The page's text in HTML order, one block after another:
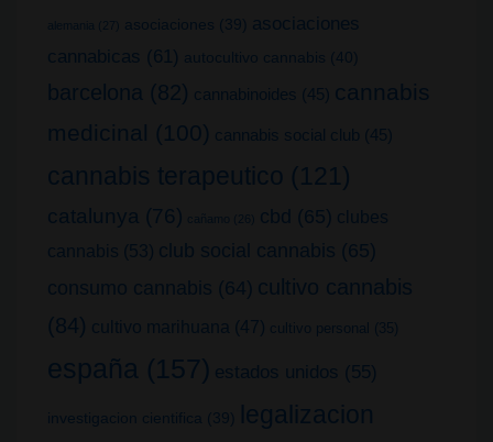
alemania (27) asociaciones (39)
asociaciones
cannabicas (61) autocultivo cannabis (40)
barcelona (82) cannabinoides (45) cannabis
medicinal (100) cannabis social club (45)
cannabis terapeutico (121)
catalunya (76) cañamo (26) cbd (65) clubes
cannabis (53) club social cannabis (65)
consumo cannabis (64) cultivo cannabis
(84) cultivo marihuana (47) cultivo personal (35)
españa (157) estados unidos (55)
investigacion cientifica (39)
legalizacion